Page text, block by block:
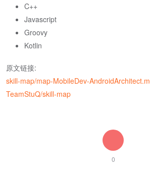
C++
Javascript
Groovy
Kotlin
原文链接:
skill-map/map-MobileDev-
TeamStuQ/skill-map
0